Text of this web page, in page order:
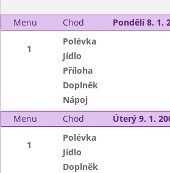
Menu Chod Pondělí 8. 1.
1
Polévka
Jídlo
Příloha
Doplněk
Nápoj
Menu
Chod Úterý 9. 1.
1
Polévka
Jídlo
Doplněk